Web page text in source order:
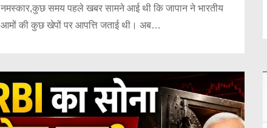
नमस्कार,कुछ समय पहले खबर सामने आई थी कि जापान ने भारतीय
आमों की कुछ खेपों पर आपत्ति जताई थी। अब…